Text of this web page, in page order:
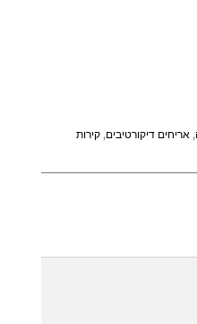
,אריחים דיקורטיבים,קירות